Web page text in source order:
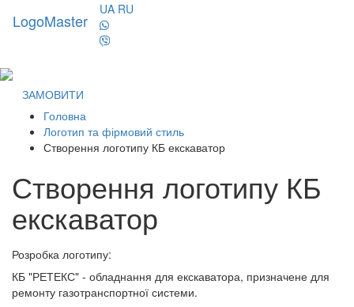
LogoMaster
UA RU
ЗАМОВИТИ
Головна
Логотип та фірмовий стиль
Створення логотипу КБ екскаватор
Створення логотипу КБ
екскаватор
Розробка логотипу:
КБ "РЕТЕКС" - обладнання для екскаватора, призначене для
ремонту газотранспортної системи.